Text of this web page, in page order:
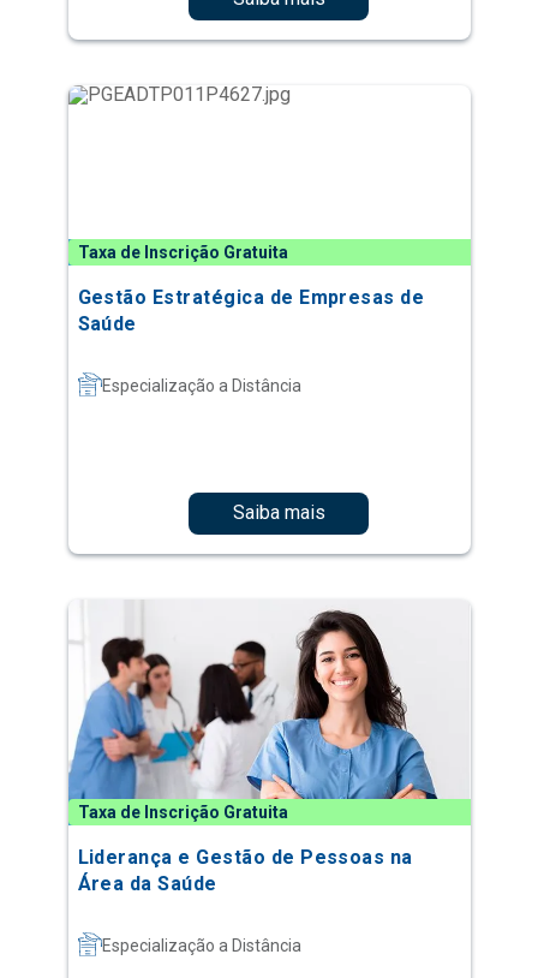
Taxa de Inscrição Gratuita
Gestão Estratégica de Empresas de
Saúde
Especialização a Distância
Saiba mais
Taxa de Inscrição Gratuita
Liderança e Gestão de Pessoas na
Área da Saúde
Especialização a Distância